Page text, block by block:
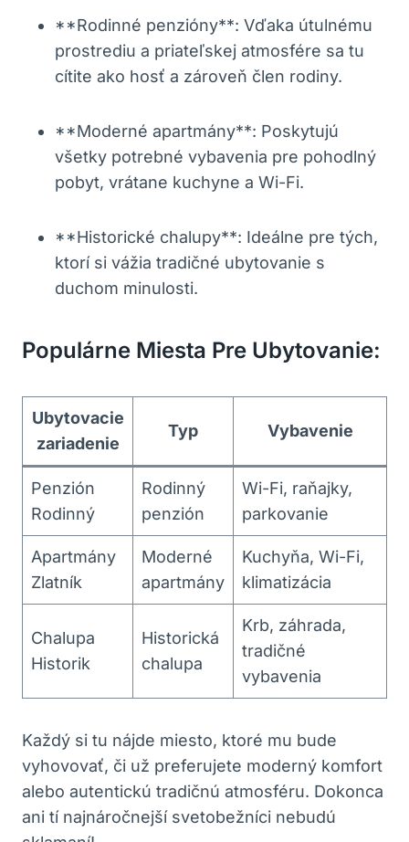
**Rodinné penzióny**: ⁣Vďaka útulnému
prostrediu a priateľskej atmosfére sa tu
cítite ako hosť a zároveň člen rodiny.
**Moderné ⁣apartmány**:⁣ Poskytujú
všetky ⁢potrebné vybavenia pre pohodlný
pobyt, vrátane kuchyne a Wi-Fi.
**Historické ⁤chalupy**: Ideálne pre tých,
ktorí si vážia tradičné⁣ ubytovanie s
duchom minulosti.
Populárne ⁢miesta Pre ​ubytovanie:
Ubytovacie
zariadenie
Typ Vybavenie
Penzión
Rodinný
Rodinný
penzión
Wi-Fi, raňajky,
parkovanie
Apartmány
Zlatník
Moderné
apartmány
Kuchyňa, Wi-Fi,
klimatizácia
Chalupa
Historik
Historická
‍chalupa
Krb, záhrada,
tradičné
vybavenia
Každý si tu nájde miesto, ktoré mu bude
vyhovovať, ‌či už preferujete moderný komfort
alebo autentickú tradičnú atmosféru. Dokonca
ani tí najnáročnejší⁤ svetobežníci nebudú